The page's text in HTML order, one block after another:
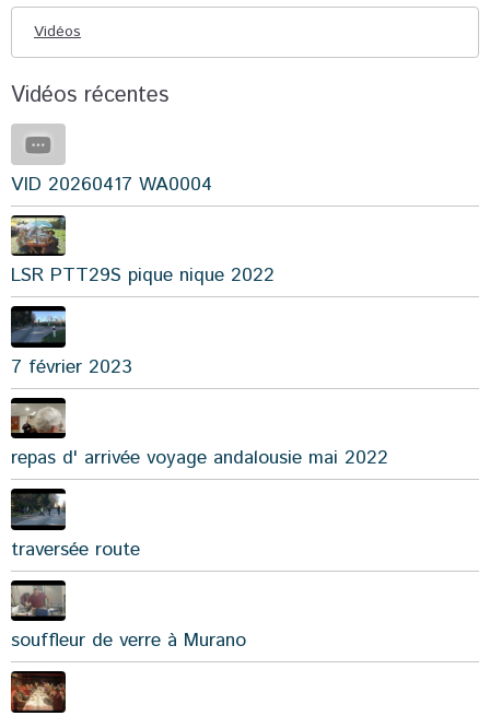
Vidéos
Vidéos récentes
VID 20260417 WA0004
LSR PTT29S pique nique 2022
7 février 2023
repas d' arrivée voyage andalousie mai 2022
traversée route
souffleur de verre à Murano